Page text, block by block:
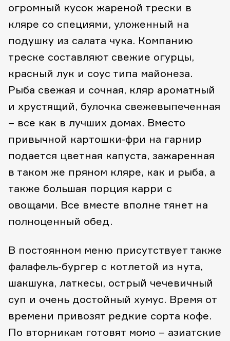
огромный кусок жареной трески в
кляре со специями, уложенный на
подушку из салата чука. Компанию
треске составляют свежие огурцы,
красный лук и соус типа майонеза.
Рыба свежая и сочная, кляр ароматный
и хрустящий, булочка свежевыпеченная
– все как в лучших домах. Вместо
привычной картошки-фри на гарнир
подается цветная капуста, зажаренная
в таком же пряном кляре, как и рыба, а
также большая порция карри с
овощами. Все вместе вполне тянет на
полноценный обед.
В постоянном меню присутствует также
фалафель-бургер с котлетой из нута,
шакшука, латкесы, острый чечевичный
суп и очень достойный хумус. Время от
времени привозят редкие сорта кофе.
По вторникам готовят момо – азиатские